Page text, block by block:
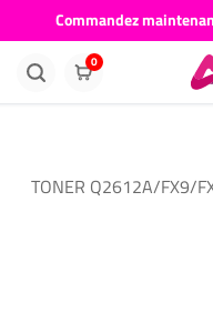
Commandez
0
TONER Q2612A/